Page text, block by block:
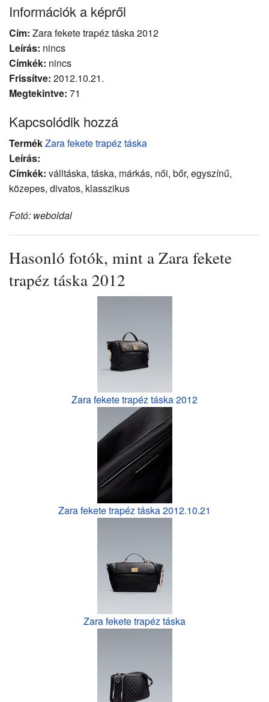
Információk a képről
Cím: Zara fekete trapéz táska 2012
Leírás: nincs
Címkék: nincs
Frissítve: 2012.10.21.
Megtekintve: 71
Kapcsolódik hozzá
TermékZara fekete trapéz táska
Leírás:
Címkék: válltáska, táska, márkás, női, bőr, egyszínű,
közepes, divatos, klasszikus
Fotó: weboldal
Hasonló fotók, mint a Zara fekete
trapéz táska 2012
Zara fekete trapéz táska 2012
Zara fekete trapéz táska 2012.10.21
Zara fekete trapéz táska